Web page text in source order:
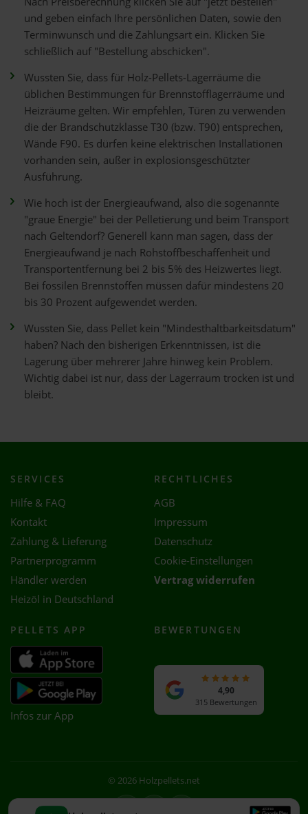
und geben einfach Ihre persönlichen Daten, sowie den
Terminwunsch und die Zahlungsart ein. Klicken Sie
schließlich auf "Bestellung abschicken".
Wussten Sie, dass für Holz-Pellets-Lagerräume die
üblichen Bestimmungen für Brennstofflagerräume und
Heizräume gelten. Wir empfehlen, Türen zu verwenden
die der Brandschutzklasse T30 (bzw. T90) entsprechen,
Wände F90. Es dürfen keine elektrischen Installationen
vorhanden sein, außer in explosionsgeschützter
Ausführung.
Wie hoch ist der Energieaufwand, also die sogenannte
"graue Energie" bei der Pelletierung und beim Transport
nach Geltendorf? Generell kann man sagen, dass der
Energieaufwand je nach Rohstoffbeschaffenheit und
Transportentfernung bei 2 bis 5% des Heizwertes liegt.
Bei fossilen Brennstoffen müssen dafür mindestens 20
bis 30 Prozent aufgewendet werden.
Wussten Sie, dass Pellet kein "Mindesthaltbarkeitsdatum"
haben? Nach den bisherigen Erkenntnissen, ist die
Lagerung über mehrerer Jahre hinweg kein Problem.
Wichtig dabei ist nur, dass der Lagerraum trocken ist und
bleibt.
SERVICES
Hilfe & FAQ
Kontakt
Zahlung & Lieferung
Partnerprogramm
Händler werden
Heizöl in Deutschland
RECHTLICHES
AGB
Impressum
Datenschutz
Cookie-Einstellungen
Vertrag widerrufen
PELLETS APP
Infos zur App
BEWERTUNGEN
4,90
315 Bewertungen
© 2026 Holzpellets.net